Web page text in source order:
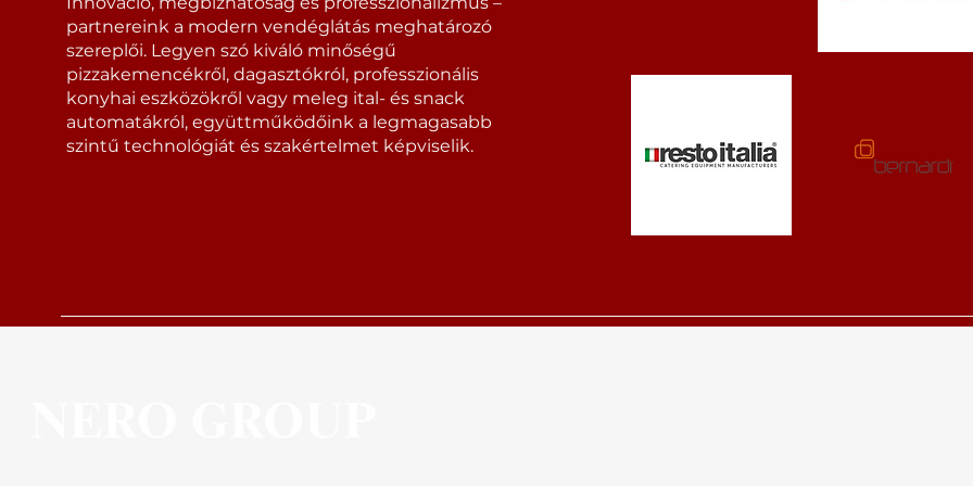
partnereink a modern vendéglátás meghatározó
szereplői. Legyen szó kiváló minőségű
pizzakemencékről, dagasztókról, professzionális
konyhai eszközökről vagy meleg ital- és snack
automatákról, együttműködőink a legmagasabb
szintű technológiát és szakértelmet képviselik.